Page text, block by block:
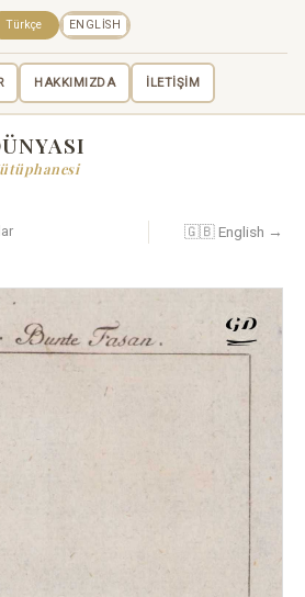
HAKKIMIZDA İLETİŞİM
Türkçe ENGLISH
🇬🇧 English →